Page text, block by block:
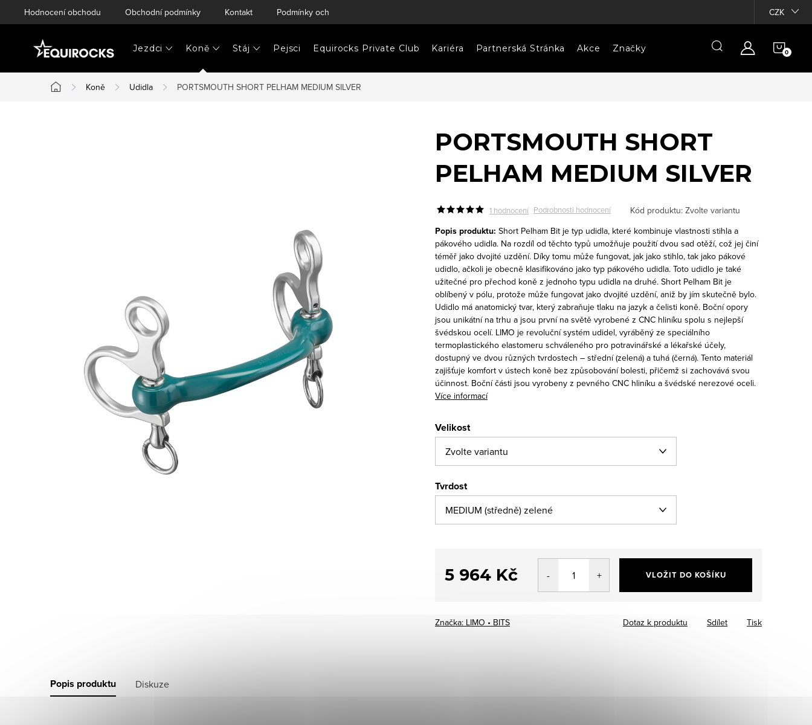
na
Hodnocení obchodu Obchodní podmínky Kontakt Podmínky ochrany osobních údajů CZK
Jezdci Koně Stáj Pejsci Equirocks Private Club Kariéra Partnerská Stránka Akce Značky
Domů
Koně Udidla PORTSMOUTH SHORT PELHAM MEDIUM SILVER
PORTSMOUTH SHORT
PELHAM MEDIUM SILVER
1 hodnocení Podrobnosti hodnocení Kód produktu: Zvolte variantu
Popis produktu: Short Pelham Bit je typ udidla, které kombinuje vlastnosti stihla a
pákového udidla. Na rozdíl od těchto typů umožňuje použití dvou sad otěží, což jej činí
téměř jako dvojité uzdění. Díky tomu může fungovat, jak jako stihlo, tak jako pákové
udidlo, ačkoli je obecně klasifikováno jako typ pákového udidla. Toto udidlo je také
užitečné pro přechod koně z jednoho typu udidla na druhé. Short Pelham Bit je
oblíbený v pólu, protože může fungovat jako dvojité uzdění, aniž by jím skutečně bylo.
Udidlo má anatomický tvar, který zabraňuje tlaku na jazyk a čelisti koně. Boční opory
jsou unikátní na trhu a jsou první na světě vyrobené z CNC hliníku spolu s nejlepší
švédskou ocelí. LIMO je revoluční systém udidel, vyráběný ze speciálního
termoplastického elastomeru schváleného pro potravinářské a lékařské účely,
dostupný ve dvou různých tvrdostech – střední (zelená) a tuhá (černá). Tento materiál
zajišťuje komfort v ústech koně bez způsobování bolesti, přičemž si zachovává svou
účinnost. Boční části jsou vyrobeny z pevného CNC hliníku a švédské nerezové oceli.
Více informací
Velikost
Tvrdost
5 964 Kč VLOŽIT DO KOŠÍKU
Značka: LIMO • BITS Tisk
Dotaz k produktu Sdílet
Popis produktu Diskuze